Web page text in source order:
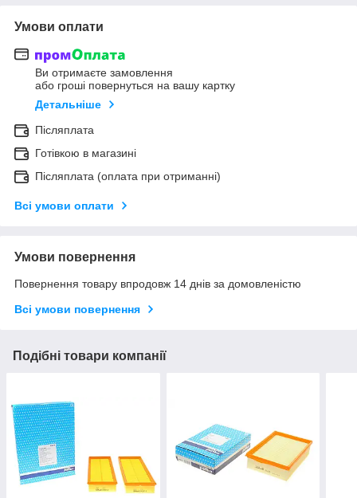
Умови оплати
Ви отримаєте замовлення
або гроші повернуться на вашу картку
Детальніше
Післяплата
Готівкою в магазині
Післяплата (оплата при отриманні)
Всі умови оплати
Умови повернення
Повернення товару впродовж 14 днів за домовленістю
Всі умови повернення
Подібні товари компанії